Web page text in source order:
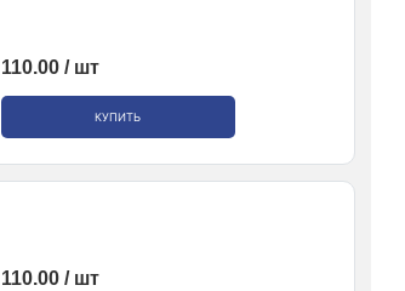
110.00 / шт
КУПИТЬ
110.00 / шт